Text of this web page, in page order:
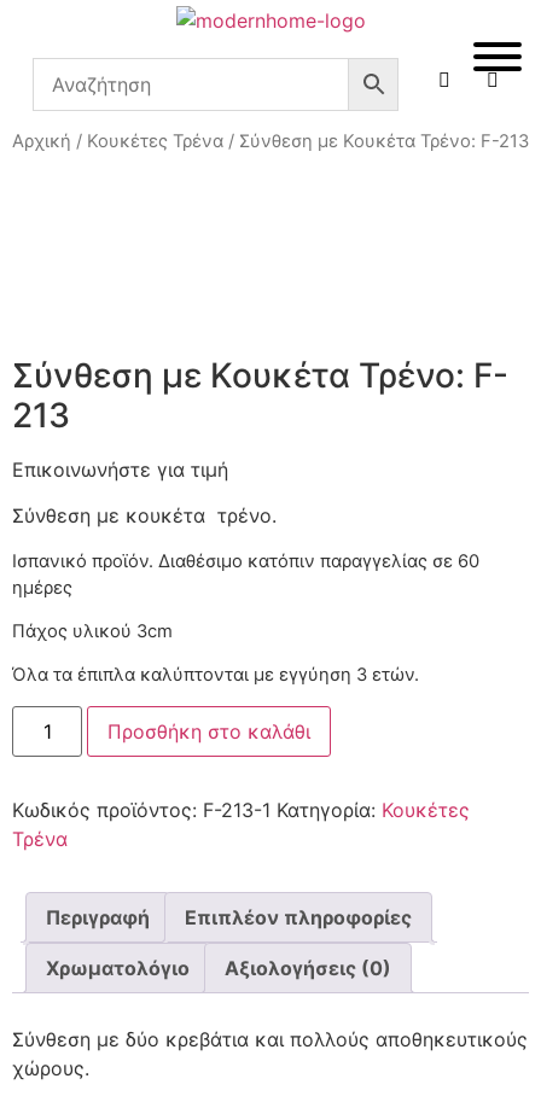
Αρχική / Κουκέτες Τρένα / Σύνθεση με Κουκέτα Τρένο: F-213
Σύνθεση με Κουκέτα Τρένο: F-
213
Επικοινωνήστε για τιμή
Σύνθεση με κουκέτα τρένο.
Ισπανικό προϊόν. Διαθέσιμο κατόπιν παραγγελίας
Πάχος υλικού 3cm
Όλα τα έπιπλα καλύπτονται με εγγύηση 3 ετών.
Προσθήκη στο καλάθι
Κωδικός προϊόντος: F-213-1 Κατηγορία: Κουκέτες
Τρένα
Περιγραφή Επιπλέον πληροφορίες
Χρωματολόγιο Αξιολογήσεις (0)
Σύνθεση με δύο κρεβάτια και πολλούς αποθηκευτικούς
χώρους.